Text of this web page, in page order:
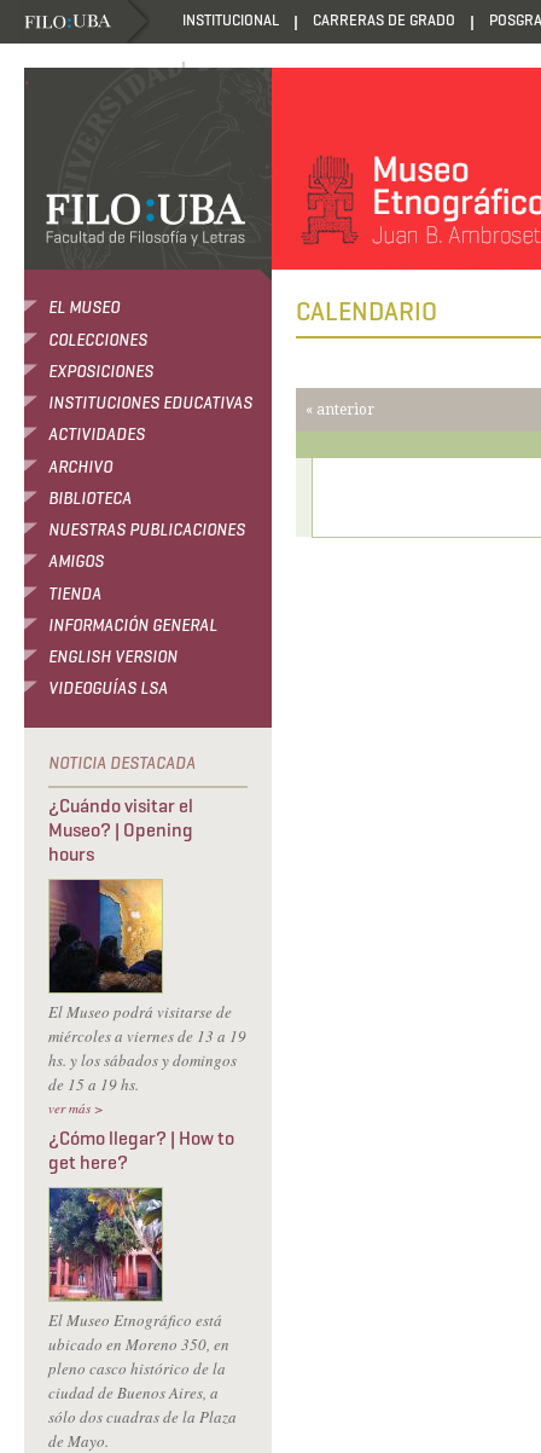
INSTITUCIONAL CARRERAS DE GRADO
DANZANTES DE LA LUZ
.
EL MUSEO
COLECCIONES
EXPOSICIONES
INSTITUCIONES EDUCATIVAS
ACTIVIDADES
ARCHIVO
BIBLIOTECA
NUESTRAS PUBLICACIONES
AMIGOS
TIENDA
INFORMACIÓN GENERAL
ENGLISH VERSION
VIDEOGUÍAS LSA
¿Cuándo visitar el
Museo? | Opening
hours
El Museo podrá visitarse de
miércoles a viernes de 13 a 19
hs. y los sábados y domingos
de 15 a 19 hs.
ver más >
¿Cómo llegar? | How to
get here?
El Museo Etnográfico está
ubicado en Moreno 350, en
pleno casco histórico de la
ciudad de Buenos Aires, a
sólo dos cuadras de la Plaza
de Mayo.
CALENDARIO
« anterior